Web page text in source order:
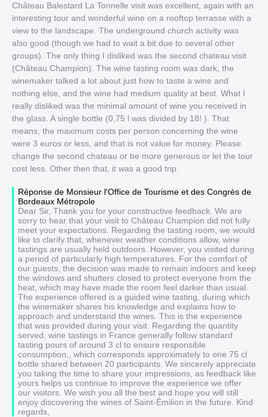
Château Balestard La Tonnelle visit was excellent, again with an
interesting tour and wonderful wine on a rooftop terrasse with a
view to the landscape. The underground church activity was
also good (though we had to wait a bit due to several other
groups). The only thing I disliked was the second chateau visit
(Château Champion). The wine tasting room was dark, the
winemaker talked a lot about just how to taste a wine and
nothing else, and the wine had medium quality at best. What I
really disliked was the minimal amount of wine you received in
the glass. A single bottle (0,75 l was divided by 18! ). That
means, the maximum costs per person concerning the wine
were 3 euros or less, and that is not value for money. Please
change the second chateau or be more generous or let the tour
cost less. Other then that, it was a good trip.
Réponse de Monsieur l'Office de Tourisme et des Congrès de
Bordeaux Métropole
Dear Sir, Thank you for your constructive feedback. We are
sorry to hear that your visit to Château Champion did not fully
meet your expectations. Regarding the tasting room, we would
like to clarify that, whenever weather conditions allow, wine
tastings are usually held outdoors. However, you visited during
a period of particularly high temperatures. For the comfort of
our guests, the decision was made to remain indoors and keep
the windows and shutters closed to protect everyone from the
heat, which may have made the room feel darker than usual.
The experience offered is a guided wine tasting, during which
the winemaker shares his knowledge and explains how to
approach and understand the wines. This is the experience
that was provided during your visit. Regarding the quantity
served, wine tastings in France generally follow standard
tasting pours of around 3 cl to ensure responsible
consumption,, which corresponds approximately to one 75 cl
bottle shared between 20 participants. We sincerely appreciate
you taking the time to share your impressions, as feedback like
yours helps us continue to improve the experience we offer
our visitors. We wish you all the best and hope you will still
enjoy discovering the wines of Saint-Émilion in the future. Kind
regards,